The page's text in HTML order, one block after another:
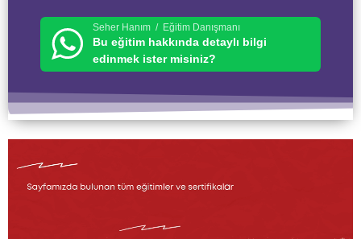
Seher Hanım / Eğitim Danışmanı
Bu eğitim hakkında detaylı bilgi
edinmek ister misiniz?